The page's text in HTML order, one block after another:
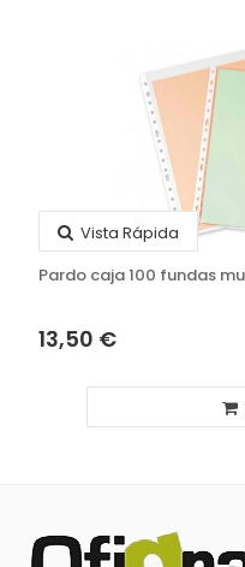
Vista Rápida
Pardo caja 100 fundas
13,50 €